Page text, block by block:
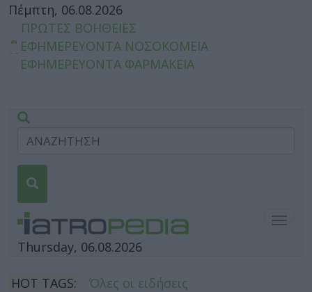
Πέμπτη, 06.08.2026
ΠΡΩΤΕΣ ΒΟΗΘΕΙΕΣ
ΕΦΗΜΕΡΕΥΟΝΤΑ ΝΟΣΟΚΟΜΕΙΑ
ΕΦΗΜΕΡΕΥΟΝΤΑ ΦΑΡΜΑΚΕΙΑ
Thursday, 06.08.2026
HOT TAGS:
Όλες οι ειδήσεις